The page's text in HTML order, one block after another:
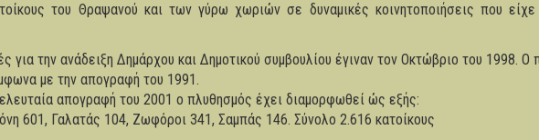
του Θραψανού και των γύρω χωριών σε δυναμικές κοινητοποιήσεις που
για την ανάδειξη Δημάρχου και Δημοτικού συμβουλίου έγιναν τον Οκτώβριο του 1998.
με την απογραφή του 1991.
απογραφή του 2001 ο πλυθησμός έχει διαμορφωθεί ώς εξής:
601, Γαλατάς 104, Ζωφόροι 341, Σαμπάς 146. Σύνολο 2.616 κατοίκους